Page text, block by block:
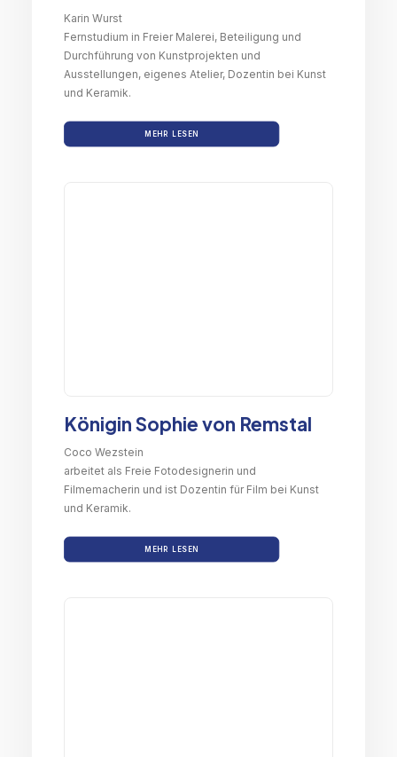
Karin Wurst
Fernstudium in Freier Malerei, Beteiligung und
Durchführung von Kunstprojekten und
Ausstellungen, eigenes Atelier, Dozentin bei Kunst
und Keramik.
MEHR LESEN
Königin Sophie von Remstal
Coco Wezstein
arbeitet als Freie Fotodesignerin und
Filmemacherin und ist Dozentin für Film bei Kunst
und Keramik.
MEHR LESEN